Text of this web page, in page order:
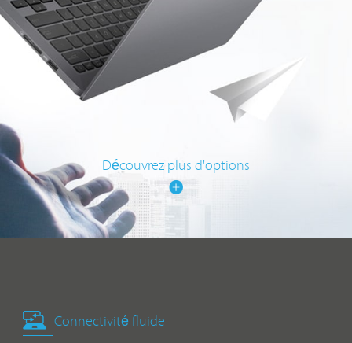
Découvrez plus d'options
Connectivité fluide